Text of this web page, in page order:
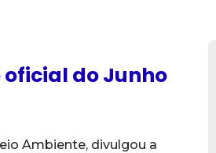
do Junho
Ambiente, divulgou a